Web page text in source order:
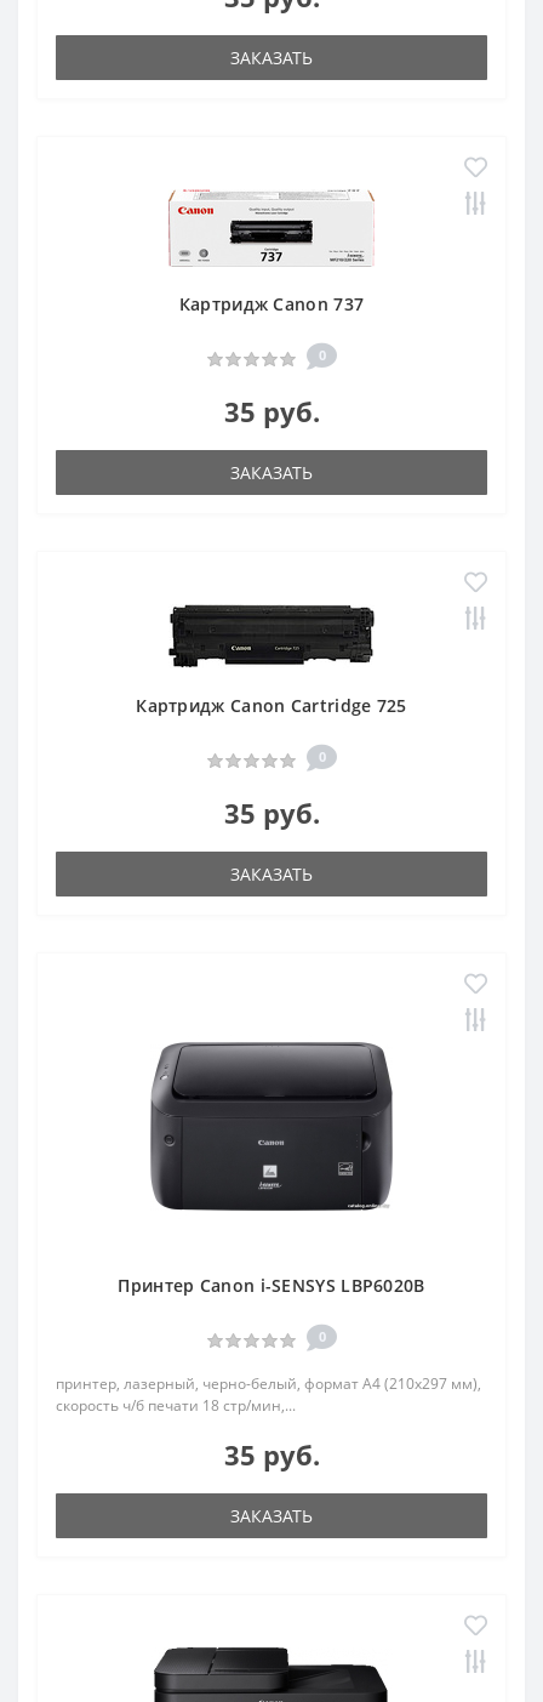
ЗАКАЗАТЬ
Картридж Canon 737
0
35 руб.
ЗАКАЗАТЬ
Картридж Canon Cartridge 725
0
35 руб.
ЗАКАЗАТЬ
Принтер Canon i-SENSYS LBP6020B
0
принтер, лазерный, черно-белый, формат A4 (210x297 мм),
скорость ч/б печати 18 стр/мин,...
35 руб.
ЗАКАЗАТЬ